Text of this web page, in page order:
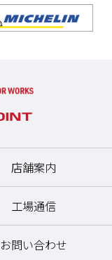
店舗案内
工場通信
お問い合わせ